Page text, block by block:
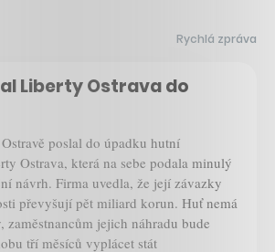
Rychlá zpráva
Liberty Ostrava do
poslal do úpadku hutní
Ostrava, která na sebe podala minulý
návrh. Firma uvedla, že její závazky
převyšují pět miliard korun. Huť nemá
zaměstnancům jejich náhradu bude
tří měsíců vyplácet stát